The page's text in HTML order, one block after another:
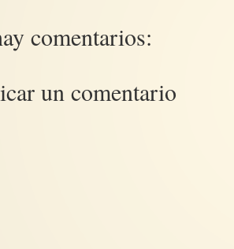
comentarios:
un comentario